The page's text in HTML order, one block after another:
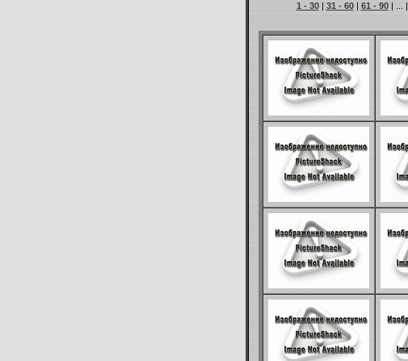
1 - 30| 31 - 60| 61 - 90| ... |